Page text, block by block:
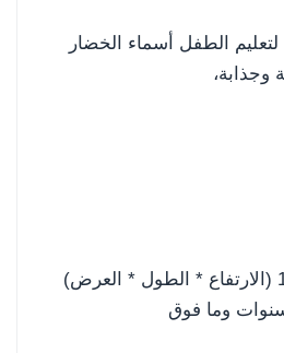
لتعليم الطفل أسماء الخضار
وجذابة،